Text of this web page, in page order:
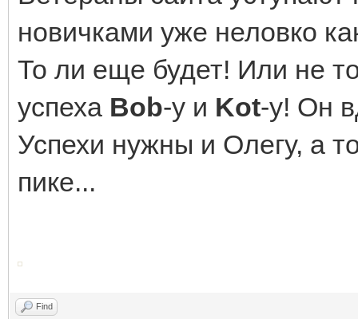
новичками уже неловко
То ли еще будет! Или не
успеха Bob-у и Kot-у! Он
Успехи нужны и Олегу, а
пике...
Find